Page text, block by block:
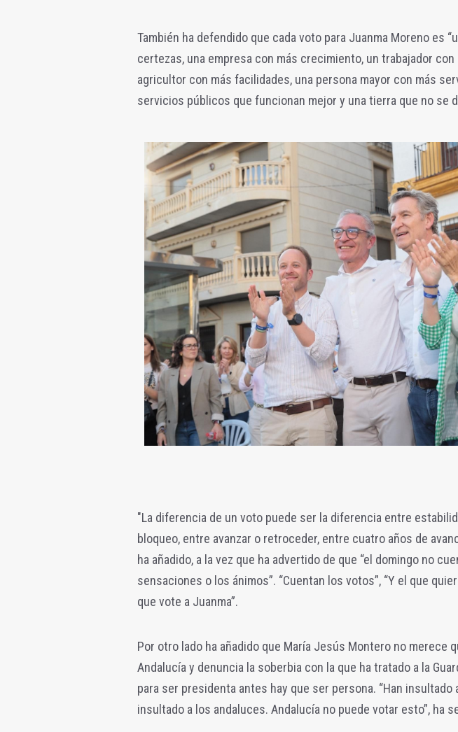
También ha defendido que cada voto para Juanma Moreno es
certezas, una empresa con más crecimiento, un trabajador
agricultor con más facilidades, una persona mayor con más
servicios públicos que funcionan mejor y una tierra que no se
"La diferencia de un voto puede ser la diferencia entre
bloqueo, entre avanzar o retroceder, entre cuatro años de
ha añadido, a la vez que ha advertido de que “el domingo no
sensaciones o los ánimos”. “Cuentan los votos”, “Y el que
que vote a Juanma”.
Por otro lado ha añadido que María Jesús Montero no merece
Andalucía y denuncia la soberbia con la que ha tratado a la
para ser presidenta antes hay que ser persona. “Han insultado
insultado a los andaluces. Andalucía no puede votar esto”, ha